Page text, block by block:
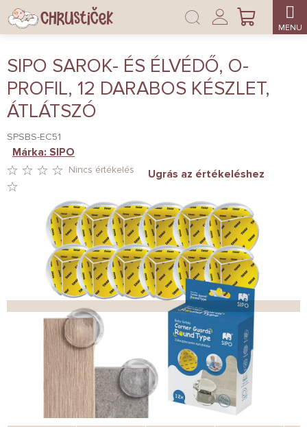
Ugrás
fő
KOSÁR
Bejelentkezés
SIPO SAROK- ÉS ÉLVÉDŐ, O-
PROFIL, 12 DARABOS KÉSZLET,
ÁTLÁTSZÓ
SPSBS-EC51
TERMÉK
ÁTLAGOS
ÉRTÉKELÉSE
CSILLAG.
Nincs értékelés Ugrás az értékeléshez
Márka: SIPO